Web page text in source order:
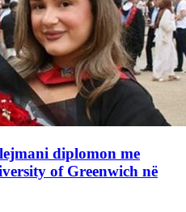
diplomon me
of Greenwich në